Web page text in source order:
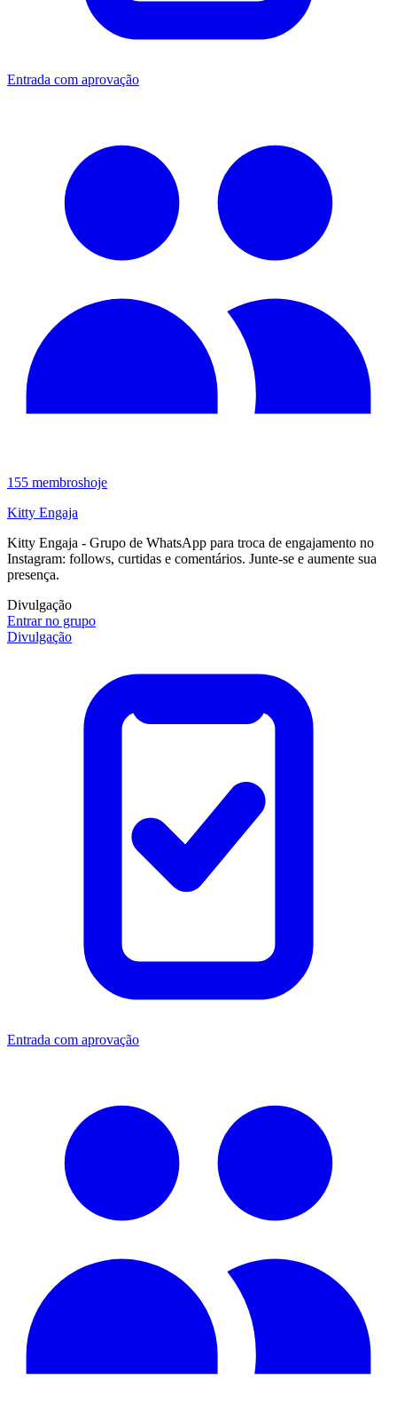
Entrada com aprovação
155 membroshoje
Kitty Engaja
Kitty Engaja - Grupo de WhatsApp para troca de engajamento no
Instagram: follows, curtidas e comentários. Junte-se e aumente sua
presença.
Divulgação
Entrar no grupo
Divulgação
Entrada com aprovação